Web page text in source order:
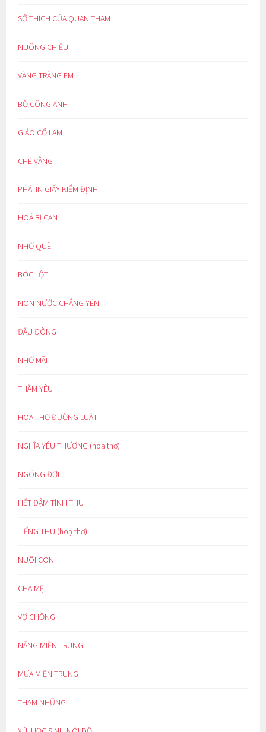
SỞ THÍCH CỦA QUAN THAM
NUÔNG CHIỀU
VẦNG TRĂNG EM
BỒ CÔNG ANH
GIẢO CỔ LAM
CHÈ VẰNG
PHẢI IN GIẤY KIỂM ĐỊNH
HOÁ BỊ CAN
NHỚ QUÊ
BÓC LỘT
NON NƯỚC CHẲNG YÊN
ĐẦU ĐÔNG
NHỚ MÃI
THẦM YÊU
HOẠ THƠ ĐƯỜNG LUẬT
NGHĨA YÊU THƯƠNG (hoạ thơ)
NGÓNG ĐỢI
HẾT ĐẬM TÌNH THU
TIẾNG THU (hoạ thơ)
NUÔI CON
CHA MẸ
VỢ CHỒNG
NẮNG MIỀN TRUNG
MƯA MIỀN TRUNG
THAM NHŨNG